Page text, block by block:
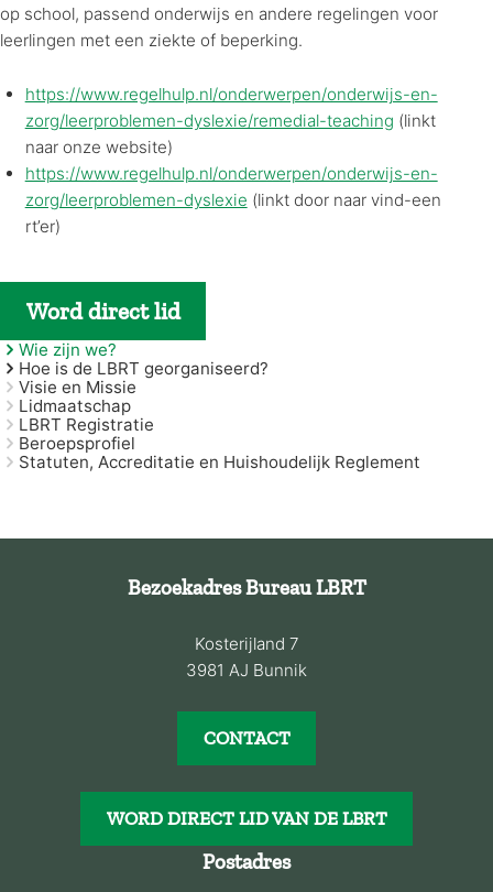
op school, passend onderwijs en andere regelingen voor
leerlingen met een ziekte of beperking.
https://www.regelhulp.nl/onderwerpen/onderwijs-en-
zorg/leerproblemen-dyslexie/remedial-teaching (linkt
naar onze website)
https://www.regelhulp.nl/onderwerpen/onderwijs-en-
zorg/leerproblemen-dyslexie (linkt door naar vind-een
rt’er)
Word direct lid
Wie zijn we?
Hoe is de LBRT georganiseerd?
Visie en Missie
Lidmaatschap
LBRT Registratie
Beroepsprofiel
Statuten, Accreditatie en Huishoudelijk Reglement
Bezoekadres Bureau LBRT
Kosterijland 7
3981 AJ Bunnik
CONTACT
WORD DIRECT LID VAN DE LBRT
Postadres